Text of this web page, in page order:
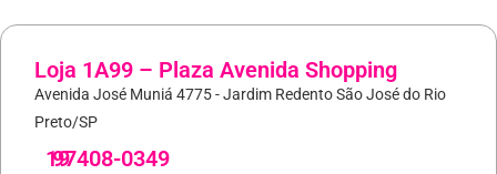
Loja 1A99 – Plaza Avenida Shopping
Avenida José Muniá 4775 - Jardim Redento São José do Rio
Preto/SP
19
97408-0349